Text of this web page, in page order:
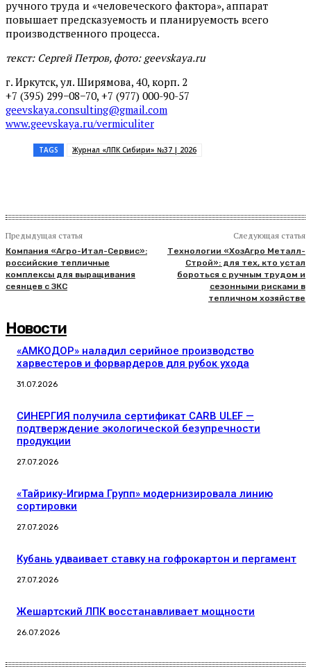
ручного труда и «человеческого фактора», аппарат
повышает предсказуемость и планируемость всего
производственного процесса.
текст: Сергей Петров, фото: geevskaya.ru
г. Иркутск, ул. Ширямова, 40, корп. 2
+7 (395) 299−08−70, +7 (977) 000-90-57
geevskaya.consulting@gmail.com
www.geevskaya.ru/vermiculiter
TAGS Журнал «ЛПК Сибири» №37 | 2026
Предыдущая статья
Компания «Агро-Итал-Сервис»:
российские тепличные
комплексы для выращивания
сеянцев с ЗКС
Следующая статья
Технологии «ХозАгро Металл-
Строй»: для тех, кто устал
бороться с ручным трудом и
сезонными рисками в
тепличном хозяйстве
Новости
«АМКОДОР» наладил серийное производство
харвестеров и форвардеров для рубок ухода
31.07.2026
СИНЕРГИЯ получила сертификат CARB ULEF —
подтверждение экологической безупречности
продукции
27.07.2026
«Тайрику-Игирма Групп» модернизировала линию
сортировки
27.07.2026
Кубань удваивает ставку на гофрокартон и пергамент
27.07.2026
Жешартский ЛПК восстанавливает мощности
26.07.2026